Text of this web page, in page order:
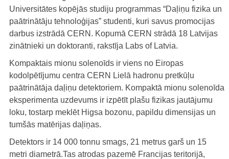
Universitātes kopējās studiju programmas “Daļiņu fizika un
paātrinātāju tehnoloģijas” studenti, kuri savus promocijas
darbus izstrādā CERN. Kopumā CERN strādā 18 Latvijas
zinātnieki un doktoranti, rakstīja Labs of Latvia.
Kompaktais mionu solenoīds ir viens no Eiropas
kodolpētījumu centra CERN Lielā hadronu pretkūļu
paātrinātāja daļiņu detektoriem. Kompaktā mionu solenoīda
eksperimenta uzdevums ir izpētīt plašu fizikas jautājumu
loku, tostarp meklēt Higsa bozonu, papildu dimensijas un
tumšās matērijas daļiņas.
Detektors ir 14 000 tonnu smags, 21 metrus garš un 15
metri diametrā.Tas atrodas pazemē Francijas teritorijā,